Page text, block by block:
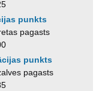
punkts
pagasts
punkts
pagasts